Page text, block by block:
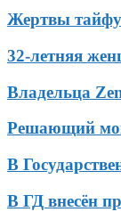
Жертвы
32-летняя
Владельца
Решающий
В
В ГД внесён